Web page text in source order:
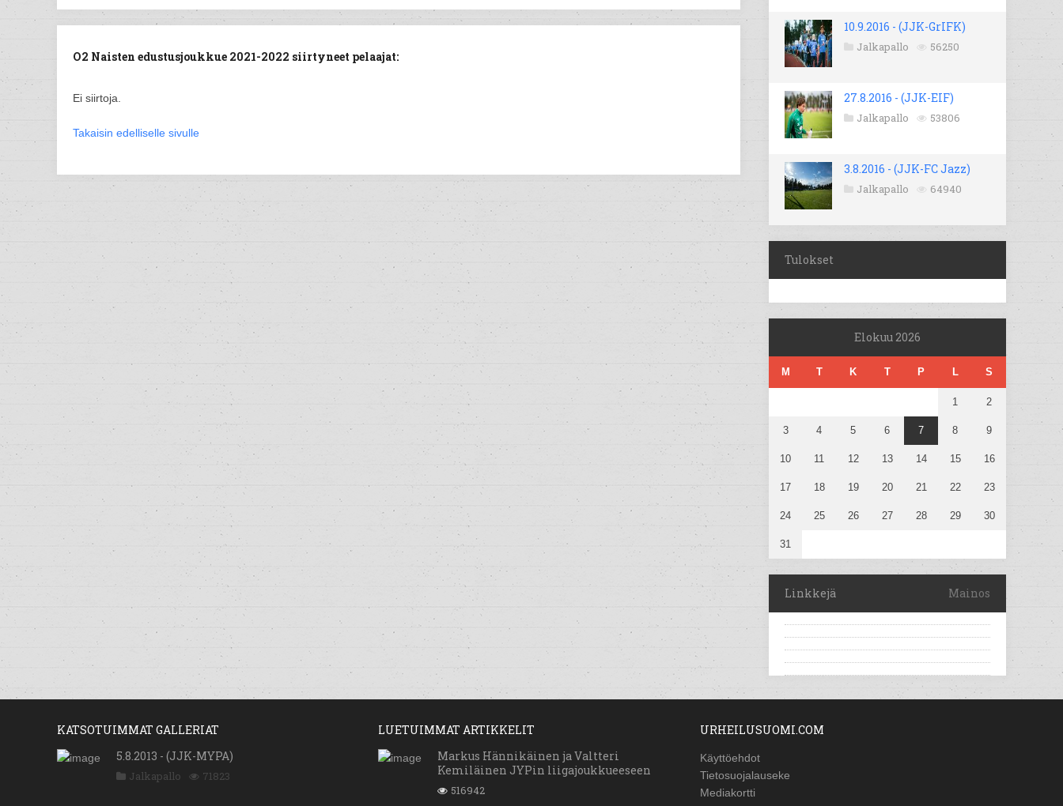
O2 Naisten edustusjoukkue 2021-2022 siirtyneet pelaajat:
Ei siirtoja.
Takaisin edelliselle sivulle
10.9.2016 - (JJK-GrIFK)
Jalkapallo 56250
27.8.2016 - (JJK-EIF)
Jalkapallo 53806
3.8.2016 - (JJK-FC Jazz)
Jalkapallo 64940
Tulokset
Elokuu 2026
M T K T P L S
1 2
3 4 5 6 7 8 9
10 11 12 13 14 15 16
17 18 19 20 21 22 23
24 25 26 27 28 29 30
31
Linkkejä Mainos
KATSOTUIMMAT GALLERIAT
5.8.2013 - (JJK-MYPA)
Jalkapallo 71823
LUETUIMMAT ARTIKKELIT
Markus Hännikäinen ja Valtteri
Kemiläinen JYPin liigajoukkueeseen
516942
URHEILUSUOMI.COM
Käyttöehdot
Tietosuojalauseke
Mediakortti